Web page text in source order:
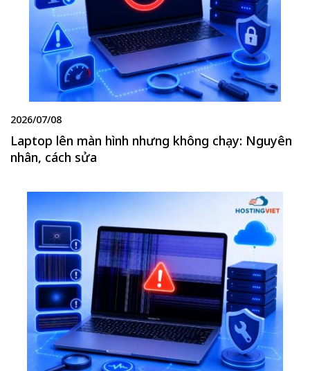
2026/07/08
Laptop lên màn hình nhưng không chạy: Nguyên
nhân, cách sửa